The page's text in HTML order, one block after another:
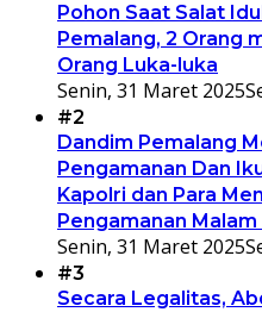
Pohon Saat Salat
Pemalang, 2 Orang
Orang Luka-luka
Senin, 31 Maret 2025
#2
Dandim Pemalang
Pengamanan Dan
Kapolri dan Para
Pengamanan
Senin, 31 Maret 2025
#3
Secara Legalitas,